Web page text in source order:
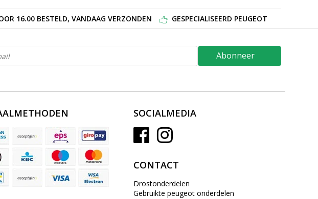
16.00 BESTELD, VANDAAG VERZONDEN GESPECIALISEERD PEUGEOT
Abonneer
SOCIALMEDIA
CONTACT
Drostonderdelen
Gebruikte peugeot onderdelen